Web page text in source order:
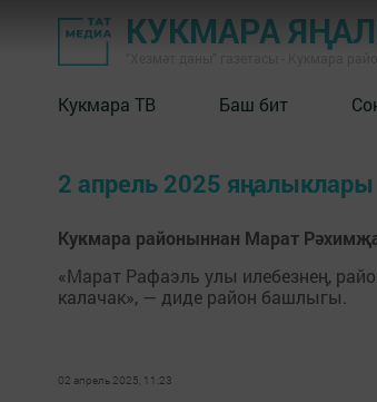
КУКМАРА
Кукмара ТВ Баш бит
2 апрель 2025 яңалыклары
Кукмара районыннан Марат
«Марат Рафаэль улы илебезнең,
калачак», — диде район башлыгы.
02 апрель 2025, 11:23